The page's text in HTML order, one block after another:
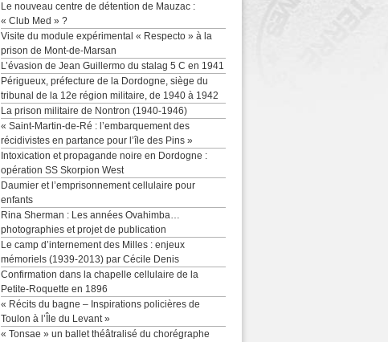
Le nouveau centre de détention de Mauzac :
« Club Med » ?
Visite du module expérimental « Respecto » à la
prison de Mont-de-Marsan
L’évasion de Jean Guillermo du stalag 5 C en 1941
Périgueux, préfecture de la Dordogne, siège du
tribunal de la 12e région militaire, de 1940 à 1942
La prison militaire de Nontron (1940-1946)
« Saint-Martin-de-Ré : l’embarquement des
récidivistes en partance pour l’île des Pins »
Intoxication et propagande noire en Dordogne :
opération SS Skorpion West
Daumier et l’emprisonnement cellulaire pour
enfants
Rina Sherman : Les années Ovahimba…
photographies et projet de publication
Le camp d’internement des Milles : enjeux
mémoriels (1939-2013) par Cécile Denis
Confirmation dans la chapelle cellulaire de la
Petite-Roquette en 1896
« Récits du bagne – Inspirations policières de
Toulon à l’Île du Levant »
« Tonsae » un ballet théâtralisé du chorégraphe